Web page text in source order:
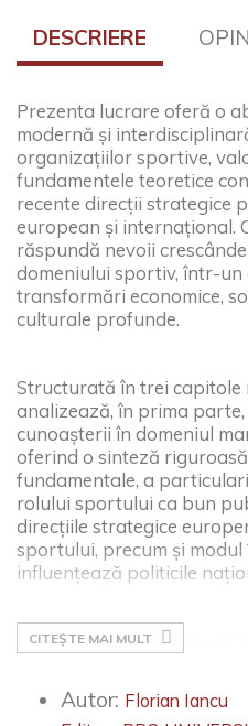
DESCRIERE
Prezenta lucrare oferă o
modernă și
organizațiilor sportive,
fundamentele teoretice
recente direcții strategice
european și internațional.
răspundă nevoii
domeniului sportiv, într-un
transformări economice,
culturale profunde.
Structurată în trei capitole
analizează, în prima
cunoașterii în domeniul
oferind o sinteză
fundamentale, a
rolului sportului ca bun
direcțiile strategice
sportului, precum și modul
influențează politicile
Cel de-al doilea capitol
caracteristicile specifice
de activitate, procesul de
CITEȘTE MAI MULT
Autor: Florian Iancu